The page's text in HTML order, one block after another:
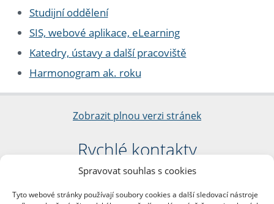
Spravovat souhlas s cookies
Tyto webové stránky používají soubory cookies a další sledovací nástroje
Studijní oddělení
SIS, webové aplikace, eLearning
Katedry, ústavy a další pracoviště
Harmonogram ak. roku
Zobrazit plnou verzi stránek
Rychlé kontakty
Filozofická fakulta
nám. Jana Palacha 1/2